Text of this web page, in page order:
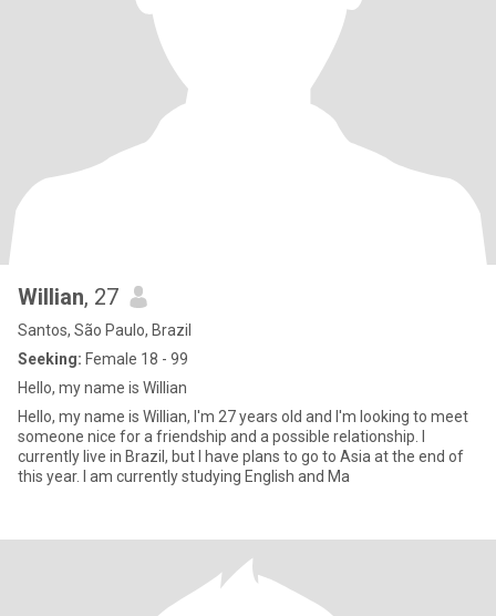
Willian, 27
Santos, São Paulo, Brazil
Seeking: Female 18 - 99
Hello, my name is Willian
Hello, my name is Willian, I'm 27 years old and I'm looking to meet
someone nice for a friendship and a possible relationship. I
currently live in Brazil, but I have plans to go to Asia at the end of
this year. I am currently studying English and Ma